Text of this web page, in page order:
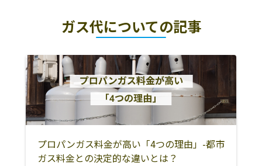
ガス代についての記事
プロパンガス料金が高い「4つの理由」-都市
ガス料金との決定的な違いとは？